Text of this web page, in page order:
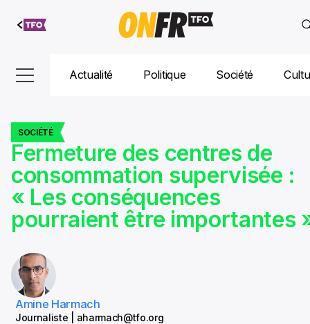
Aller au
contenu
Actualité Politique Société
SOCIÉTÉ
Fermeture des centres de
consommation supervisée :
« Les conséquences
pourraient être importantes
Amine Harmach
Journaliste | aharmach@tfo.org